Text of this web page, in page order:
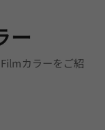
ー
カラーをご紹